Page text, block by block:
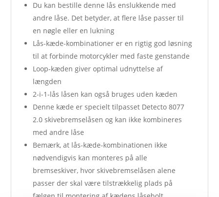
Du kan bestille denne lås enslukkende med
andre låse. Det betyder, at flere låse passer til
en nøgle eller en lukning
Lås-kæde-kombinationer er en rigtig god løsning
til at forbinde motorcykler med faste genstande
Loop-kæden giver optimal udnyttelse af
længden
2-i-1-lås låsen kan også bruges uden kæden
Denne kæde er specielt tilpasset Detecto 8077
2.0 skivebremselåsen og kan ikke kombineres
med andre låse
Bemærk, at lås-kæde-kombinationen ikke
nødvendigvis kan monteres på alle
bremseskiver, hvor skivebremselåsen alene
passer der skal være tilstrækkelig plads på